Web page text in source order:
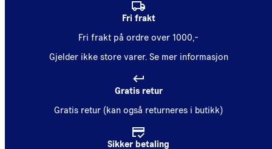
Fri frakt
Fri frakt på ordre over 1000,-
Gjelder ikke store varer. Se mer informasjon
Gratis retur
Gratis retur (kan også returneres i butikk)
Sikker betaling